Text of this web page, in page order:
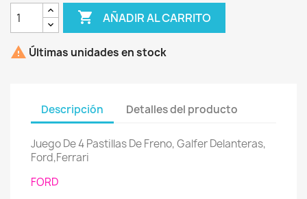
 AÑADIR AL CARRITO
 Últimas unidades en stock
Descripción Detalles del producto
Juego De 4 Pastillas De Freno, Galfer Delanteras,
Ford,Ferrari
FORD